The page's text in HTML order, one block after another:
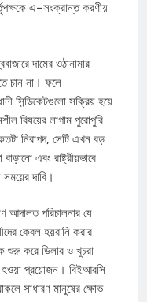
এ–সংক্রান্ত করণীয়
দামের ওঠানামার
চান না। ফলে
সিন্ডিকেটগুলো সক্রিয় হয়ে
বিষয়ের লাগাম পুরোপুরি
নিরাপদ, সেটি এখন বড়
এবং রাষ্ট্রীয়ভাবে
দাবি।
আদালত পরিচালনার যে
কেবল হয়রানি করার
শুরু করে ডিলার ও খুচরা
হওয়া প্রয়োজন। বিইআরসি
সাধারণ মানুষের ক্ষোভ